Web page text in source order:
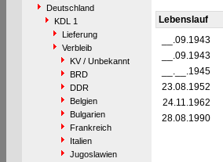
Deutschland
KDL 1
Lieferung
Verbleib
KV / Unbekannt
BRD
DDR
Belgien
Bulgarien
Frankreich
Italien
Jugoslawien
Lebenslauf
__.09.1943
__.09.1943
__.__.1945
23.08.1952
24.11.1962
28.08.1990